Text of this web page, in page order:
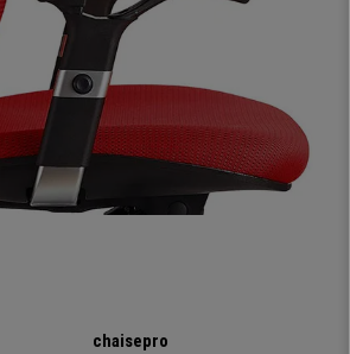
vertical et angle) sont revêtus d’une couche
de trouver facilement une posture commode
travailler confortablement. Les
en caoutchouc
pour utiliser la chaise sur tout
très complète, idéale pour une utilisation
au bureau
. Vous trouverez ce modèle
à un prix dépassant largement les 500€. Chez
chaisepro